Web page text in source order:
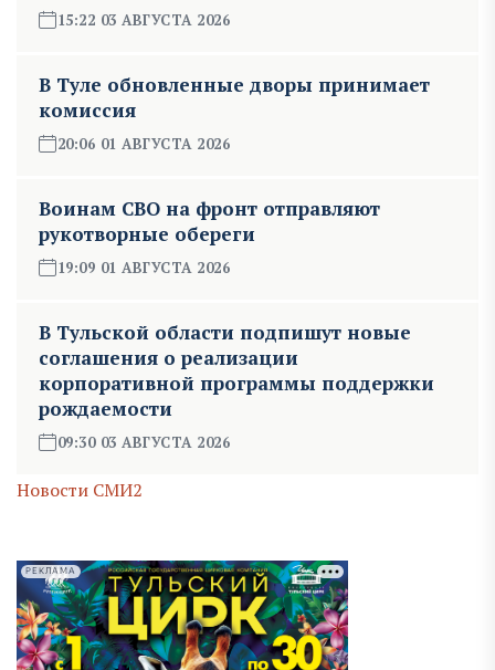
15:22 03 АВГУСТА 2026
В Туле обновленные дворы принимает
комиссия
20:06 01 АВГУСТА 2026
Воинам СВО на фронт отправляют
рукотворные обереги
19:09 01 АВГУСТА 2026
В Тульской области подпишут новые
соглашения о реализации
корпоративной программы поддержки
рождаемости
09:30 03 АВГУСТА 2026
Новости СМИ2
РЕКЛАМА